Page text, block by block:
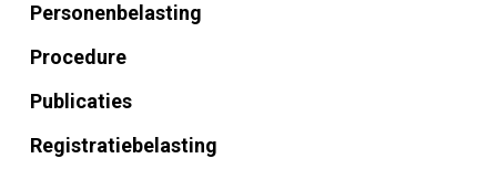
Personenbelasting
Procedure
Publicaties
Registratiebelasting